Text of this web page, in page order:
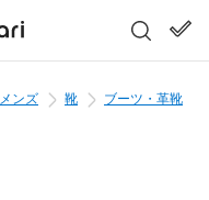
メンズ 靴
ブーツ・革靴